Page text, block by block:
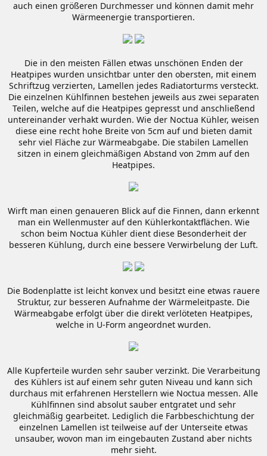
auch einen größeren Durchmesser und können damit mehr
Wärmeenergie transportieren.
Die in den meisten Fällen etwas unschönen Enden der
Heatpipes wurden unsichtbar unter den obersten, mit einem
Schriftzug verzierten, Lamellen jedes Radiatorturms versteckt.
Die einzelnen Kühlfinnen bestehen jeweils aus zwei separaten
Teilen, welche auf die Heatpipes gepresst und anschließend
untereinander verhakt wurden. Wie der Noctua Kühler, weisen
diese eine recht hohe Breite von 5cm auf und bieten damit
sehr viel Fläche zur Wärmeabgabe. Die stabilen Lamellen
sitzen in einem gleichmäßigen Abstand von 2mm auf den
Heatpipes.
Wirft man einen genaueren Blick auf die Finnen, dann erkennt
man ein Wellenmuster auf den Kühlerkontaktflächen. Wie
schon beim Noctua Kühler dient diese Besonderheit der
besseren Kühlung, durch eine bessere Verwirbelung der Luft.
Die Bodenplatte ist leicht konvex und besitzt eine etwas rauere
Struktur, zur besseren Aufnahme der Wärmeleitpaste. Die
Wärmeabgabe erfolgt über die direkt verlöteten Heatpipes,
welche in U-Form angeordnet wurden.
Alle Kupferteile wurden sehr sauber verzinkt. Die Verarbeitung
des Kühlers ist auf einem sehr guten Niveau und kann sich
durchaus mit erfahrenen Herstellern wie Noctua messen. Alle
Kühlfinnen sind absolut sauber entgratet und sehr
gleichmäßig gearbeitet. Lediglich die Farbbeschichtung der
einzelnen Lamellen ist teilweise auf der Unterseite etwas
unsauber, wovon man im eingebauten Zustand aber nichts
mehr sieht.